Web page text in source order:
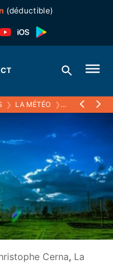
(déductible)
❯ LA MÉTÉO ❯ 10 MAI 2025
Cerna, La